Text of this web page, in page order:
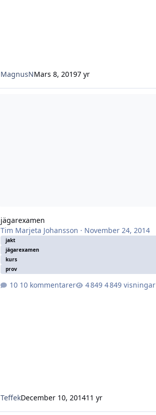
MagnusNMars 8, 20197 yr
jägarexamen
Tim Marjeta Johansson · November 24, 2014
jakt
jägarexamen
kurs
prov
10 kommentarer 4 849 visningar
TeffekDecember 10, 201411 yr